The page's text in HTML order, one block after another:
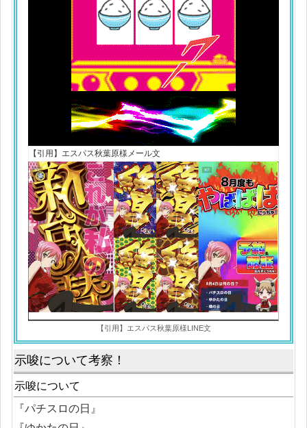
【引用】エスパス秋葉原様メール文
【引用】エスパス秋葉原様LINE文
示唆について考察！
示唆について
『パチスロの日』